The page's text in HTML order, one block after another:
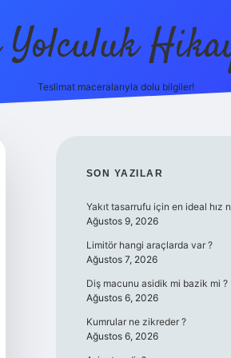
Yolculuk
Teslimat maceralarıyla dolu bilgiler!
SIDEBAR
SON YAZILAR
Yakıt tasarrufu için en ideal hız
Ağustos 9, 2026
Limitör hangi araçlarda var ?
Ağustos 7, 2026
Diş macunu asidik mi bazik mi ?
Ağustos 6, 2026
Kumrular ne zikreder ?
Ağustos 6, 2026